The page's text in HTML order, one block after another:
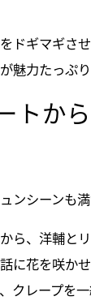
ドギマギさ
魅力たっぷり
トか
ンシーンも満
ら、洋輔と
に花を咲か
クレープを